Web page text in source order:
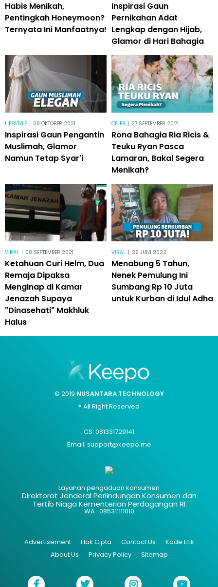
Habis Menikah,
Pentingkah Honeymoon?
Ternyata Ini Manfaatnya!
Inspirasi Gaun
Pernikahan Adat
Lengkap dengan Hijab,
Glamor di Hari Bahagia
LIFESTYLE | 08 OKTOBER 2021
Inspirasi Gaun Pengantin
Muslimah, Glamor
Namun Tetap Syar'i
CELEB | 27 SEPTEMBER 2021
Rona Bahagia Ria Ricis &
Teuku Ryan Pasca
Lamaran, Bakal Segera
Menikah?
VIRAL | 08 SEPTEMBER 2021
Ketahuan Curi Helm, Dua
Remaja Dipaksa
Menginap di Kamar
Jenazah Supaya
"Dinasehati" Makhluk
Halus
VIRAL | 29 JUNI 2022
Menabung 5 Tahun,
Nenek Pemulung Ini
Sumbang Rp 10 Juta
untuk Kurban di Idul Adha
© 2019 NUSANTARA TECHNOLOGY
® All Right Reserved
CS: 081331729141
Email: support@keepo.me
Layanan pengaduan konsumen
Direktorat Jenderal Perlindungan Konsumen dan
Tertib Niaga Kementerian Perdagangan RI
WA : 085311111010
Advertisement Hak Cipta Contact Us
Kode Etik
About Us
Privacy Policy Sitemap